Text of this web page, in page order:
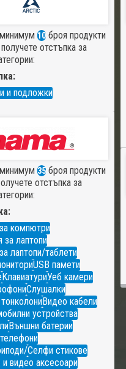
10броя продукти
отстъпка за
и подложки
35броя продукти
отстъпка за
компютри
за лаптопи
лаптопи/таблети
USB памети
КлавиатуриУеб камери
Слушалки
Видео кабели
устройства
Външни батерии
Селфи стикове
видео аксесоари